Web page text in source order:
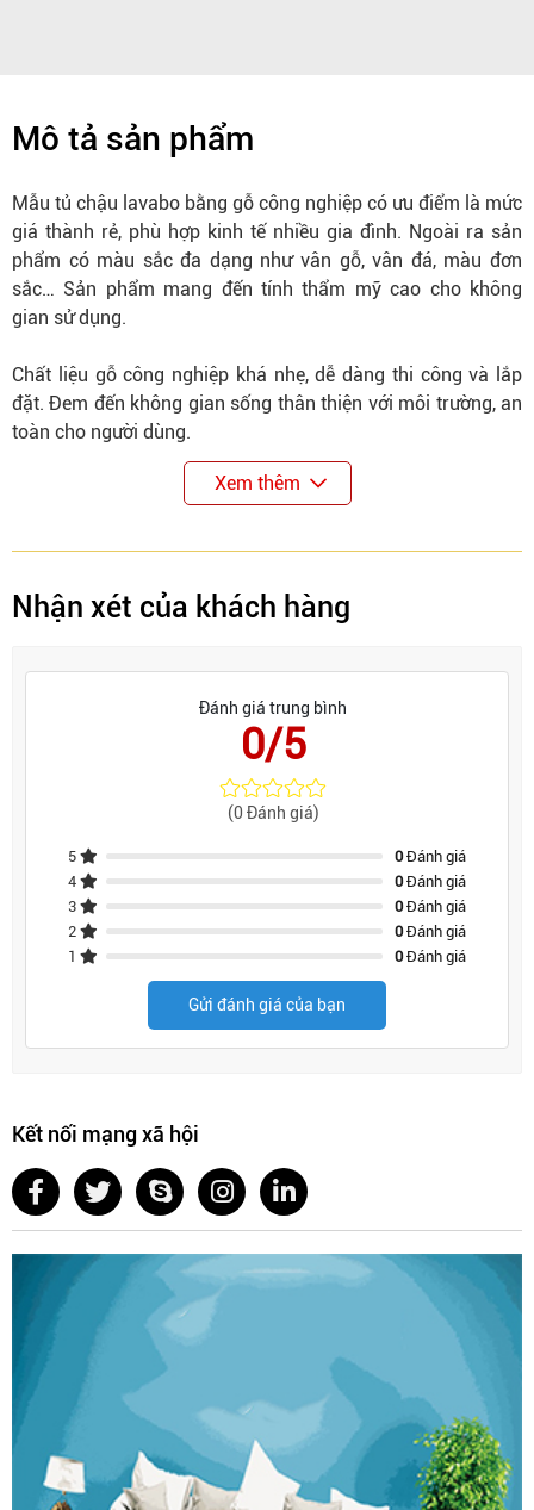
Mô tả sản phẩm
Mẫu tủ chậu lavabo bằng gỗ công nghiệp có ưu điểm là mức
giá thành rẻ, phù hợp kinh tế nhiều gia đình. Ngoài ra sản
phẩm có màu sắc đa dạng như vân gỗ, vân đá, màu đơn
sắc… Sản phẩm mang đến tính thẩm mỹ cao cho không
gian sử dụng.
Chất liệu gỗ công nghiệp khá nhẹ, dễ dàng thi công và lắp
đặt. Đem đến không gian sống thân thiện với môi trường, an
toàn cho người dùng.
Xem thêm
Nhận xét của khách hàng
Đánh giá trung bình
0/5
(0 Đánh giá)
5 0Đánh giá
4
0Đánh giá
3
0Đánh giá
2
0Đánh giá
1
0Đánh giá
Gửi đánh giá của bạn
Kết nối mạng xã hội